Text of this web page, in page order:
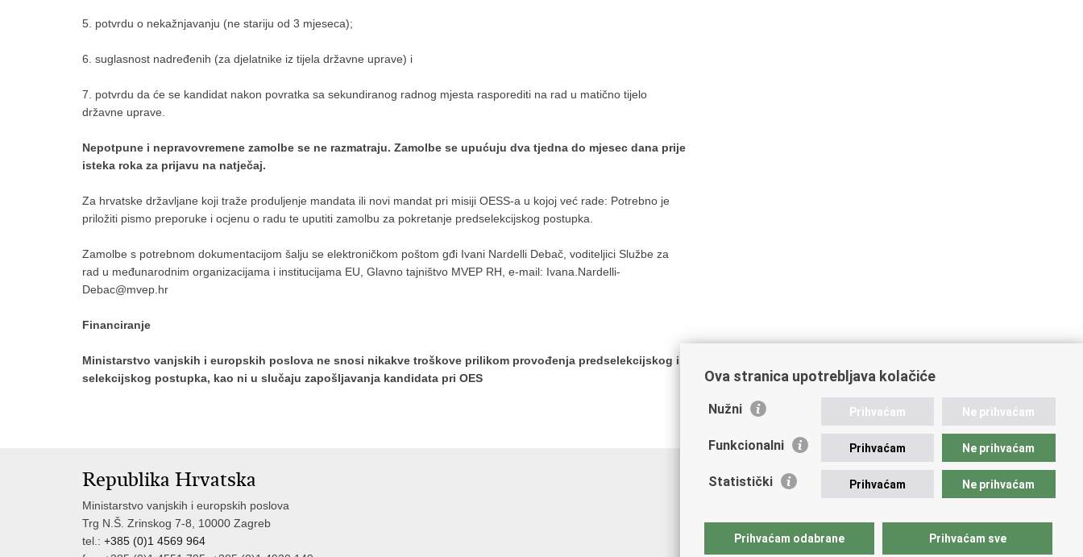
5. potvrdu o nekažnjavanju (ne stariju od 3 mjeseca);
6. suglasnost nadređenih (za djelatnike iz tijela državne uprave) i
7. potvrdu da će se kandidat nakon povratka sa sekundiranog radnog mjesta rasporediti na rad u matično tijelo
državne uprave.
Nepotpune i nepravovremene zamolbe se ne razmatraju. Zamolbe se upućuju dva tjedna do mjesec dana prije
isteka roka za prijavu na natječaj.
Za hrvatske državljane koji traže produljenje mandata ili novi mandat pri misiji OESS-a u kojoj već rade: Potrebno je
priložiti pismo preporuke i ocjenu o radu te uputiti zamolbu za pokretanje predselekcijskog postupka.
Zamolbe s potrebnom dokumentacijom šalju se elektroničkom poštom gđi Ivani Nardelli Debač, voditeljici Službe za
rad u međunarodnim organizacijama i institucijama EU, Glavno tajništvo MVEP RH, e-mail: Ivana.Nardelli-
Debac@mvep.hr
Financiranje
Ministarstvo vanjskih i europskih poslova ne snosi nikakve troškove prilikom provođenja predselekcijskog i
selekcijskog postupka, kao ni u slučaju zapošljavanja kandidata pri OES
Republika Hrvatska
Ministarstvo vanjskih i europskih poslova
Trg N.Š. Zrinskog 7-8, 10000 Zagreb
tel.: +385 (0)1 4569 964
Ova stranica upotrebljava kolačiće
Nužni Prihvaćam Ne prihvaćam
Funkcionalni Prihvaćam Ne prihvaćam
Statistički Prihvaćam Ne prihvaćam
Prihvaćam odabrane Prihvaćam sve